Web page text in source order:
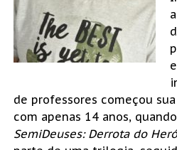
de professores começou
com apenas 14 anos,
SemiDeuses: Derrota do